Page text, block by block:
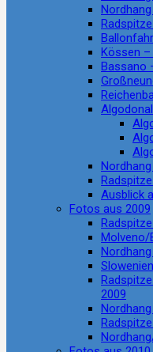
Kössen –
Bassano
Ausblick
Fotos aus 2009
Molveno/
2009